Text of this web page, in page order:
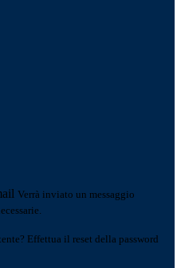
Verrà inviato un messaggio
Effettua il reset della password